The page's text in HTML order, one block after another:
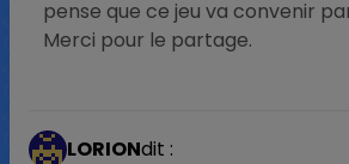
pense que ce jeu va convenir
Merci pour le partage.
LORIONdit :